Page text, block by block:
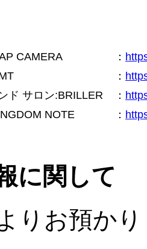
CAMERA ：
：
ド サロン:BRILLER
：
NOTE
：
に関して
りお預か